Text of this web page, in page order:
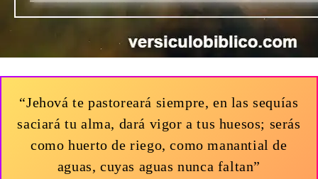
“Jehová te pastoreará siempre, en las sequías
saciará tu alma, dará vigor a tus huesos; serás
como huerto de riego, como manantial de
aguas, cuyas aguas nunca faltan”